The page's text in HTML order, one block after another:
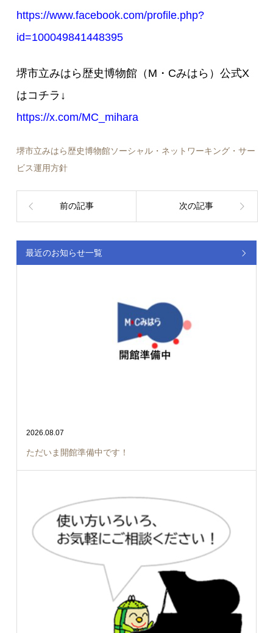
https://www.facebook.com/profile.php?
id=100049841448395
堺市立みはら歴史博物館（M・Cみはら）公式X
はコチラ↓
https://x.com/MC_mihara
堺市立みはら歴史博物館ソーシャル・ネットワーキング・サー
ビス運用方針
前の記事 次の記事
最近のお知らせ一覧
2026.08.07
ただいま開館準備中です！